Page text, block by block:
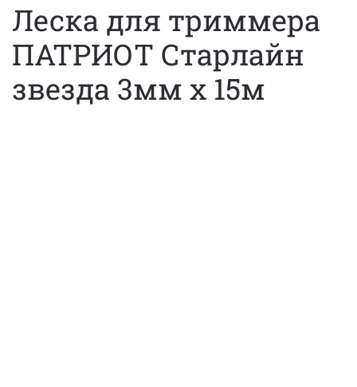
Леска для триммера
ПАТРИОТ Старлайн
звезда 3мм х 15м